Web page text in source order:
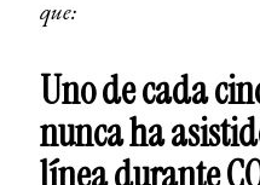
que:
Uno de cada
nunca ha